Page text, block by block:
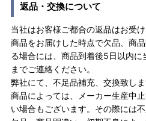
返品・交換について
当社はお客様ご都合の返品はお受け
商品をお届けした時点で欠品、商
る場合には、商品到着後5日以内に
までご連絡ください。
弊社にて、不足品補充、交換致しま
商品によっては、メーカー生産中
い場合もございます。その際には不